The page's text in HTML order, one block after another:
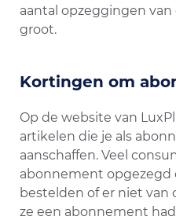
aantal opzeggingen van
groot.
Kortingen om
Op de website van
artikelen die je als
aanschaffen. Veel
abonnement opgezegd
bestelden of er niet van
ze een abonnement